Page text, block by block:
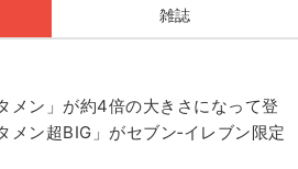
雑誌
メン」が約4倍の大きさになって登
メン超BIG」がセブン‐イレブン限定